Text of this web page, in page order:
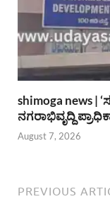
shimoga news |
ನಗರಾಭಿವೃದ್ದಿ
August 7, 2026
PREVIOUS